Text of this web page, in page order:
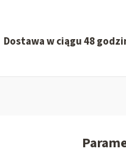
Dostawa w ciągu 48